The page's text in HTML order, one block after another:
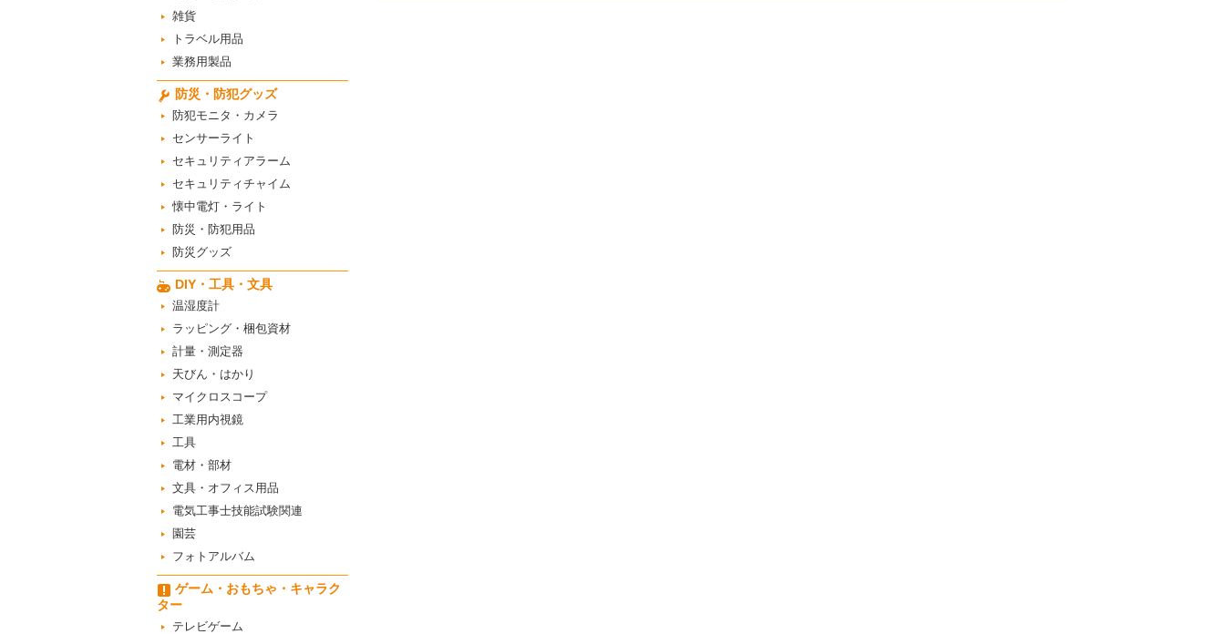
雑貨
トラベル用品
業務用製品
防災・防犯グッズ
防犯モニタ・カメラ
センサーライト
セキュリティアラーム
セキュリティチャイム
懐中電灯・ライト
防災・防犯用品
防災グッズ
DIY・工具・文具
温湿度計
ラッピング・梱包資材
計量・測定器
天びん・はかり
マイクロスコープ
工業用内視鏡
工具
電材・部材
文具・オフィス用品
電気工事士技能試験関連
園芸
フォトアルバム
ゲーム・おもちゃ・キャラク
ター
テレビゲーム